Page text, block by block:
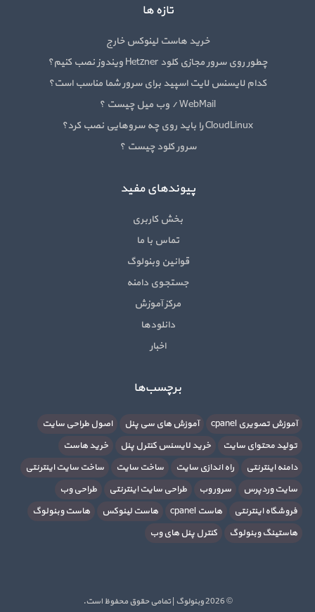
تازه ها
خرید هاست لینوکس خارج
چطور روی سرور مجازی کلود Hetzner ویندوز نصب کنیم؟
کدام لایسنس لایت اسپید برای سرور شما مناسب است؟
WebMail / وب میل چیست ؟
CloudLinux را باید روی چه سروهایی نصب کرد؟
سرور کلود چیست ؟
پیوندهای مفید
بخش کاربری
تماس با ما
قوانین وبنولوگ
جستجوی دامنه
مرکز آموزش
دانلودها
اخبار
برچسب‌ها
آموزش تصویری cpanel آموزش های سی پنل
اصول طراحی سایت
تولید محتوای سایت
خرید لایسنس کنترل پنل
خرید هاست
دامنه اینترنتی
راه اندازی سایت ساخت سایت
ساخت سایت اینترنتی
سایت وردپرس
سرور وب طراحی سایت اینترنتی
طراحی وب
فروشگاه اینترنتی
هاست cpanel هاست لینوکس
هاست وبنولوگ
هاستینگ وبنولوگ
کنترل پنل های وب
© 2026 وبنولوگ | تمامی حقوق محفوظ است.